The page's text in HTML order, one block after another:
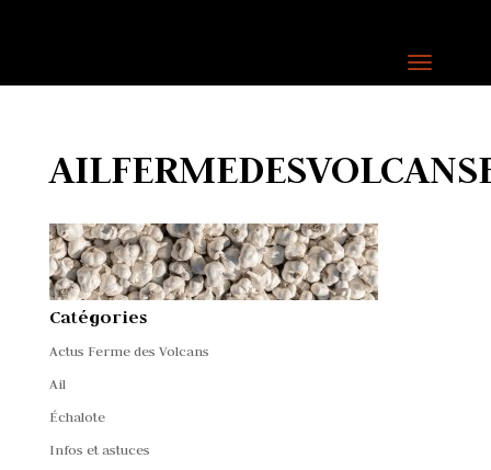
Catégories
Actus Ferme des Volcans
Ail
Échalote
Infos et astuces